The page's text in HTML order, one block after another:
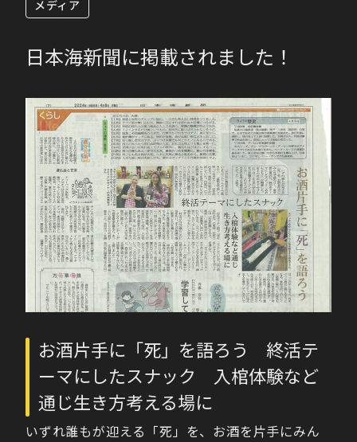
メディア
日本海新聞に掲載されました！
お酒片手に「死」を語ろう 終活テ
ーマにしたスナック 入棺体験など
通じ生き方考える場に
いずれ誰もが迎える「死」を、お酒を片手にみん